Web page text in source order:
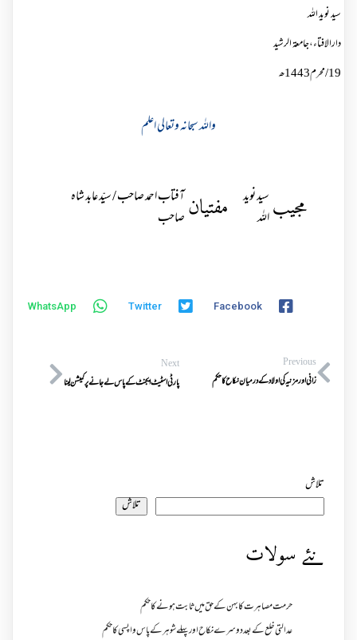
سید نوید اللہ
دارالافتاء،جامعۃ الرشید
19/محرم1443ھ
واللہ سبحانہ وتعالی اعلم
مجیب سید نوید
اللہ
مفتیانآفتاب احمد صاحب / سیّد عابد شاہ
صاحب
Facebook
Twitter
WhatsApp
Previous
زانی اور مزنیہ کی اولاد کےدرمیان نکاح کا حکم
Next
پارٹی اسٹیٹ ایجنٹ کے پاس لے جانے پر کمیشن لینا
تلاش
تلاش
نئے سولات
حرمت مصاہرت کا بہن کے حق میں ثابت ہونے کا حکم
عدالتی خلع کے بعد دوسرے نکاح اور پہلے شوہر کے پاس واپسی کا حکم